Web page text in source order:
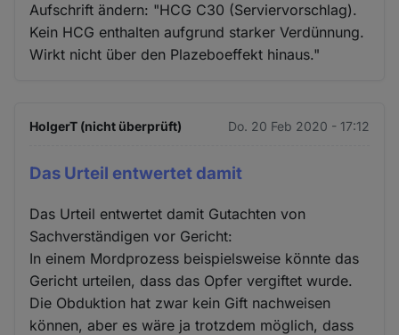
Aufschrift ändern: "HCG C30 (Serviervorschlag).
Kein HCG enthalten aufgrund starker Verdünnung.
Wirkt nicht über den Plazeboeffekt hinaus."
HolgerT (nicht überprüft) Do. 20 Feb 2020 - 17:12
Das Urteil entwertet damit
Das Urteil entwertet damit Gutachten von
Sachverständigen vor Gericht:
In einem Mordprozess beispielsweise könnte das
Gericht urteilen, dass das Opfer vergiftet wurde.
Die Obduktion hat zwar kein Gift nachweisen
können, aber es wäre ja trotzdem möglich, dass